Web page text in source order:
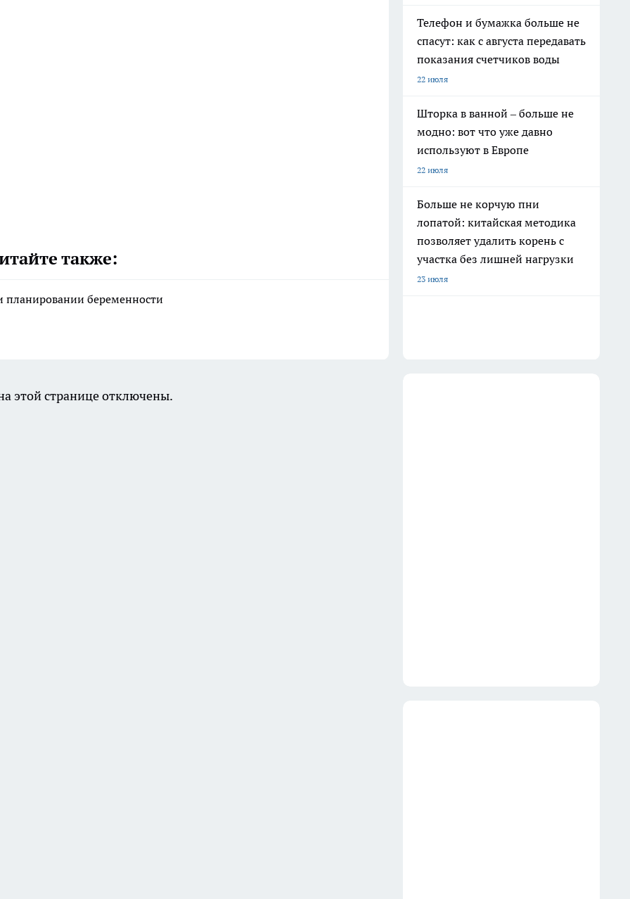
также:
беременности
Телефон и бумажка больше не
спасут: как с августа передавать
показания счетчиков воды
22 июля
Шторка в ванной – больше не
модно: вот что уже давно
используют в Европе
22 июля
Больше не корчую пни
лопатой: китайская методика
позволяет удалить корень с
участка без лишней нагрузки
23 июля
этой странице отключены.